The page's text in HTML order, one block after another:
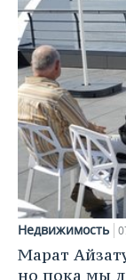
Недвижимость
Марат
но пока мы